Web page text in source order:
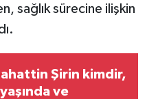
sağlık sürecine ilişkin
Şirin kimdir,
ve